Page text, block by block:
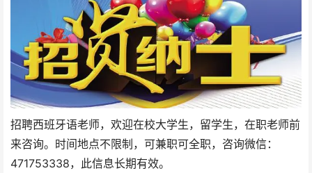
招聘西班牙语老师，欢迎在校大学生，留学生，在职老师前
来咨询。时间地点不限制，可兼职可全职，咨询微信：
471753338，此信息长期有效。